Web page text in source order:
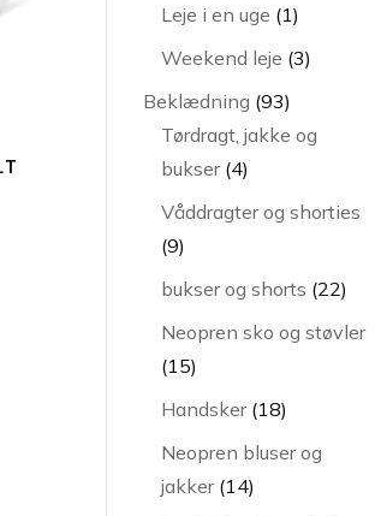
Leje i en uge 11
vare
Weekend leje 33
Beklædning 9393
varer
Tørdragt, jakke og
bukser 44
Våddragter og shorties
99
varer
bukser og shorts 2222
varer
Neopren sko og støvler
1515
varer
Handsker 1818
Neopren bluser og
jakker 1414